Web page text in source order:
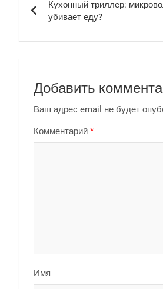
по
записям
Кухонный триллер:
убивает еду?
Добавить
Ваш адрес email не будет
Комментарий *
Имя